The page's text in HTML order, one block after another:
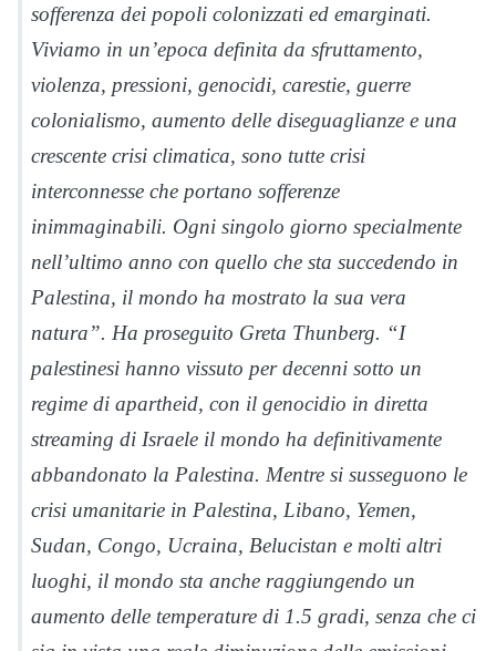
sofferenza dei popoli colonizzati ed emarginati.
Viviamo in un’epoca definita da sfruttamento,
violenza, pressioni, genocidi, carestie, guerre
colonialismo, aumento delle diseguaglianze e una
crescente crisi climatica, sono tutte crisi
interconnesse che portano sofferenze
inimmaginabili. Ogni singolo giorno specialmente
nell’ultimo anno con quello che sta succedendo in
Palestina, il mondo ha mostrato la sua vera
natura”. Ha proseguito Greta Thunberg. “I
palestinesi hanno vissuto per decenni sotto un
regime di apartheid, con il genocidio in diretta
streaming di Israele il mondo ha definitivamente
abbandonato la Palestina. Mentre si susseguono le
crisi umanitarie in Palestina, Libano, Yemen,
Sudan, Congo, Ucraina, Belucistan e molti altri
luoghi, il mondo sta anche raggiungendo un
aumento delle temperature di 1.5 gradi, senza che ci